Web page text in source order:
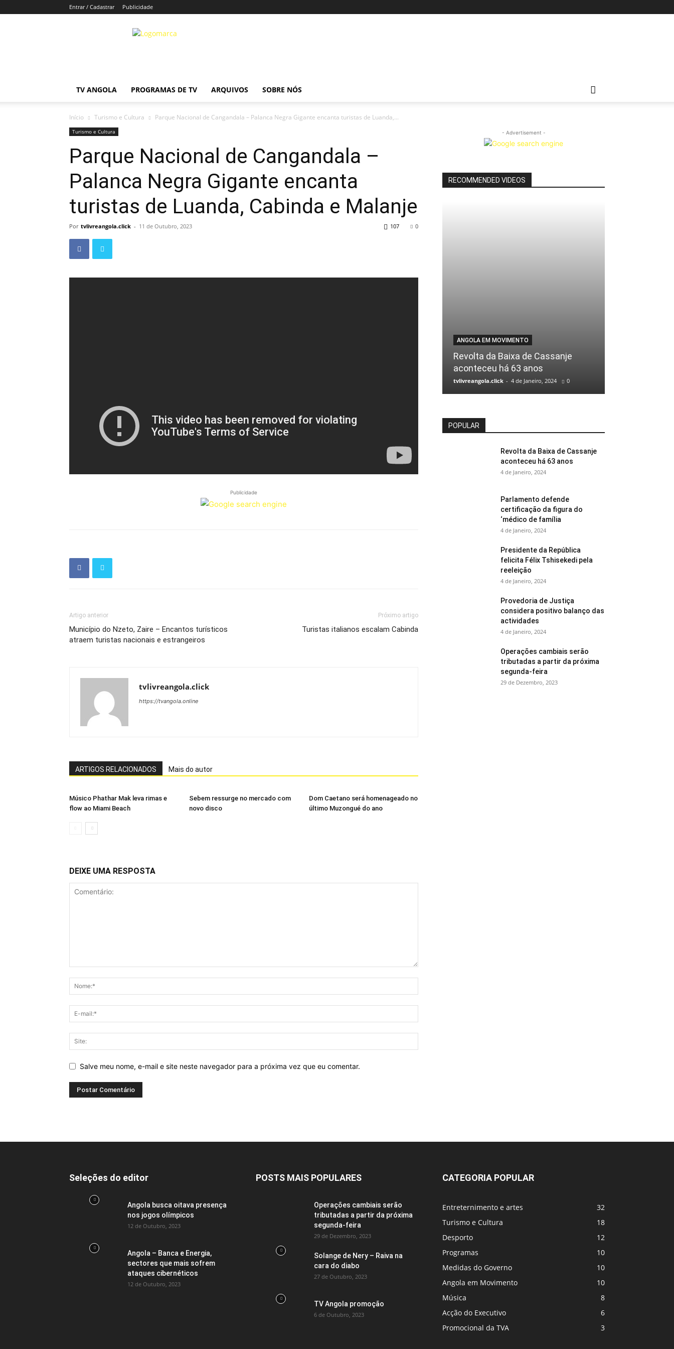
Entrar / Cadastrar Publicidade
tvlivreangola.click
TV ANGOLA PROGRAMAS DE TV ARQUIVOS SOBRE NÓS
Início Turismo e Cultura Parque Nacional de Cangandala – Palanca Negra Gigante encanta turistas de Luanda,...
Turismo e Cultura
Parque Nacional de Cangandala –
Palanca Negra Gigante encanta
turistas de Luanda, Cabinda e Malanje
Por tvlivreangola.click - 11 de Outubro, 2023 0
107
Publicidade
Artigo anterior
Município do Nzeto, Zaire – Encantos turísticos
atraem turistas nacionais e estrangeiros
Próximo artigo
Turistas italianos escalam Cabinda
tvlivreangola.click
https://tvangola.online
ARTIGOS RELACIONADOS Mais do autor
Músico Phathar Mak leva rimas e
flow ao Miami Beach
Sebem ressurge no mercado com
novo disco
Dom Caetano será homenageado no
último Muzongué do ano
DEIXE UMA RESPOSTA
Salve meu nome, e-mail e site neste navegador para a próxima vez que eu comentar.
- Advertisement -
RECOMMENDED VIDEOS
ANGOLA EM MOVIMENTO
Revolta da Baixa de Cassanje
aconteceu há 63 anos
tvlivreangola.click - 4 de Janeiro, 2024 0
POPULAR
Revolta da Baixa de Cassanje
aconteceu há 63 anos
4 de Janeiro, 2024
Parlamento defende
certificação da figura do
‘médico de família
4 de Janeiro, 2024
Presidente da República
felicita Félix Tshisekedi pela
reeleição
4 de Janeiro, 2024
Provedoria de Justiça
considera positivo balanço das
actividades
4 de Janeiro, 2024
Operações cambiais serão
tributadas a partir da próxima
segunda-feira
29 de Dezembro, 2023
Seleções do editor
Angola busca oitava presença
nos jogos olímpicos
12 de Outubro, 2023
Angola – Banca e Energia,
sectores que mais sofrem
ataques cibernéticos
12 de Outubro, 2023
POSTS MAIS POPULARES
Operações cambiais serão
tributadas a partir da próxima
segunda-feira
29 de Dezembro, 2023
Solange de Nery – Raiva na
cara do diabo
27 de Outubro, 2023
TV Angola promoção
6 de Outubro, 2023
CATEGORIA POPULAR
Entreternimento e artes
32
Turismo e Cultura
18
Desporto
12
Programas
10
Medidas do Governo
10
Angola em Movimento
10
Música
8
Acção do Executivo
6
Promocional da TVA
3